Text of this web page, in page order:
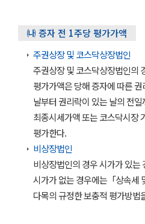
㈏ 증자 전 1주당 평가가액
주권상장 및 코스닥상장법인
주권상장 및 코스닥상장법인의
평가가액은 당해 증자에 따른
날부터 권리락이 있는 날의 전
최종시세가액 또는 코스닥시장
평가한다.
비상장법인
비상장법인의 경우 시가가 있는
시가가 없는 경우에는「상속세
다목의 규정한 보충적 평가방법